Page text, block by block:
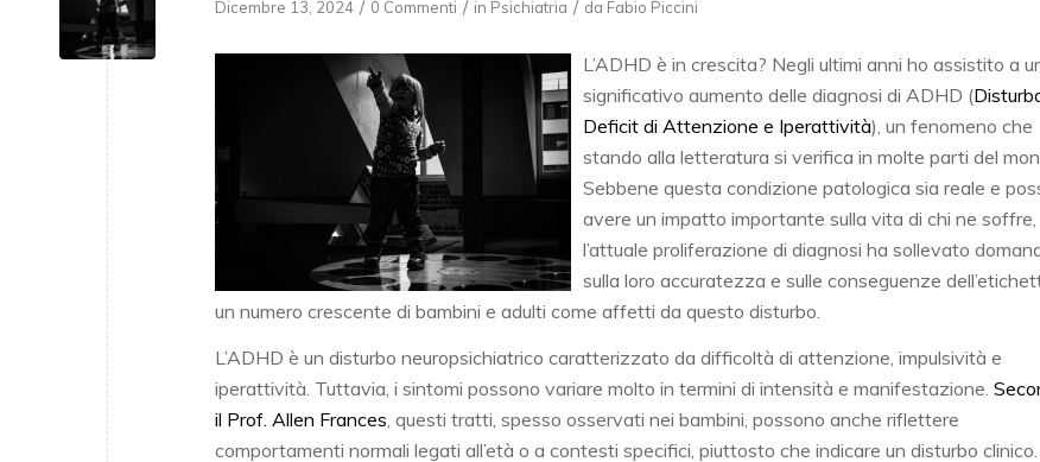
Dicembre 13, 2024 / 0 Commenti / in Psichiatria / da Fabio Piccini
L’ADHD è in crescita? Negli ultimi anni ho assistito a
significativo aumento delle diagnosi di ADHD (
Deficit di Attenzione e Iperattività), un fenomeno che
stando alla letteratura si verifica in molte parti del
Sebbene questa condizione patologica sia reale e
avere un impatto importante sulla vita di chi ne soffre,
l’attuale proliferazione di diagnosi ha sollevato
sulla loro accuratezza e sulle conseguenze
un numero crescente di bambini e adulti come affetti da questo disturbo.
L’ADHD è un disturbo neuropsichiatrico caratterizzato da difficoltà di attenzione, impulsività e
iperattività. Tuttavia, i sintomi possono variare molto in termini di intensità e manifestazione.
il Prof. Allen Frances, questi tratti, spesso osservati nei bambini, possono anche riflettere
comportamenti normali legati all’età o a contesti specifici, piuttosto che indicare un disturbo